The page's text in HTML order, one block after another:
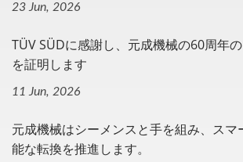
23 Jun, 2026
TÜV SÜDに感謝し、元成機械の60周年
を証明します
11 Jun, 2026
元成機械はシーメンスと手を組み、スマ
能な転換を推進します。